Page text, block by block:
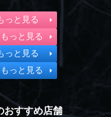
っと見る
っと見る
っと見る
っと見る
おすすめ店舗